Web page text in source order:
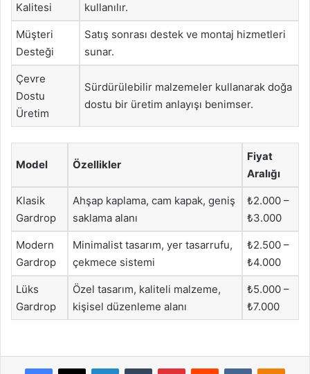
Kalitesi
kullanılır.
Müşteri
Desteği
Satış sonrası destek ve montaj hizmetleri
sunar.
Çevre
Dostu
Üretim
Sürdürülebilir malzemeler kullanarak doğa
dostu bir üretim anlayışı benimser.
Model Özellikler
Fiyat
Aralığı
Klasik
Gardrop
Ahşap kaplama, cam kapak, geniş
saklama alanı
₺2.000 –
₺3.000
Modern
Gardrop
Minimalist tasarım, yer tasarrufu,
çekmece sistemi
₺2.500 –
₺4.000
Lüks
Gardrop
Özel tasarım, kaliteli malzeme,
kişisel düzenleme alanı
₺5.000 –
₺7.000
Facebook
X LinkedInTumblr PinterestReddit VKontakte